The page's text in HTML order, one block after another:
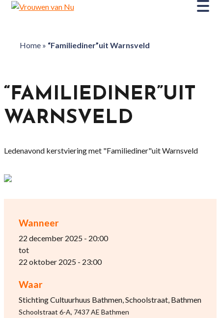
Home» “Familiediner”uit Warnsveld
Wanneer
22 december 2025 - 20:00
tot
22 oktober 2025 - 23:00
Waar
Stichting Cultuurhuus Bathmen, Schoolstraat, Bathmen
Schoolstraat 6-A, 7437 AE Bathmen
“FAMILIEDINER”UIT
WARNSVELD
Ledenavond kerstviering met "Familiediner"uit Warnsveld